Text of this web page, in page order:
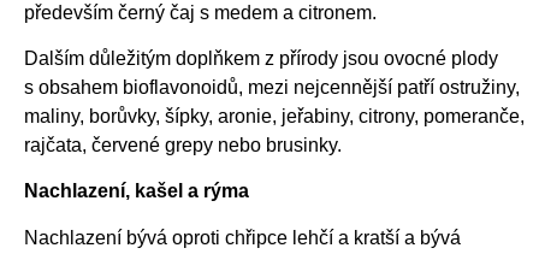
především černý čaj s medem a citronem.
Dalším důležitým doplňkem z přírody jsou ovocné plody
s obsahem bioflavonoidů, mezi nejcennější patří ostružiny,
maliny, borůvky, šípky, aronie, jeřabiny, citrony, pomeranče,
rajčata, červené grepy nebo brusinky.
Nachlazení, kašel a rýma
Nachlazení bývá oproti chřipce lehčí a kratší a bývá